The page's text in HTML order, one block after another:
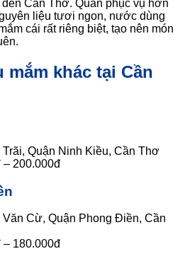
Cần Thơ. Quán phục vụ hơn
liệu tươi ngon, nước dùng
cái rất riêng biệt, tạo nên món
mắm khác tại Cần
Trãi, Quận Ninh Kiều, Cần Thơ
– 200.000đ
Văn Cừ, Quận Phong Điền, Cần
– 180.000đ